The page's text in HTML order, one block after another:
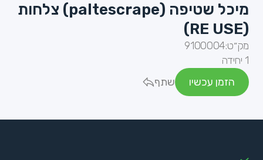
מיכל שטיפה (paltescrape) צלחות
(RE USE)
מק״ט:9100004
1 יחידה
הזמן עכשיו
שתף